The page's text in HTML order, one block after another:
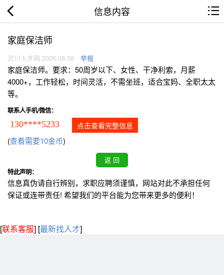
信息内容
家庭保洁师
灵川人才网 2026.08.08 举报
家庭保洁师。要求：50周岁以下、女性、干净利索，月薪
4000+，工作轻松，时间灵活，不需坐班，适合宝妈、全职太太
等。
联系人手机/微信：
130****5233 点击查看完整信息
(查看需要10金币)
特此声明：
信息真伪请自行辨别，求职应聘须谨慎，网站对此不承担任何
保证或连带责任! 希望我们的平台能为您带来更多的便利！
[联系客服] [最新找人才]